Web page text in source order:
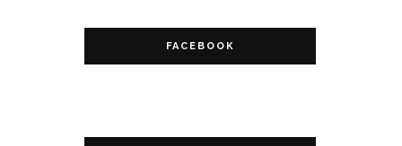
FACEBOOK